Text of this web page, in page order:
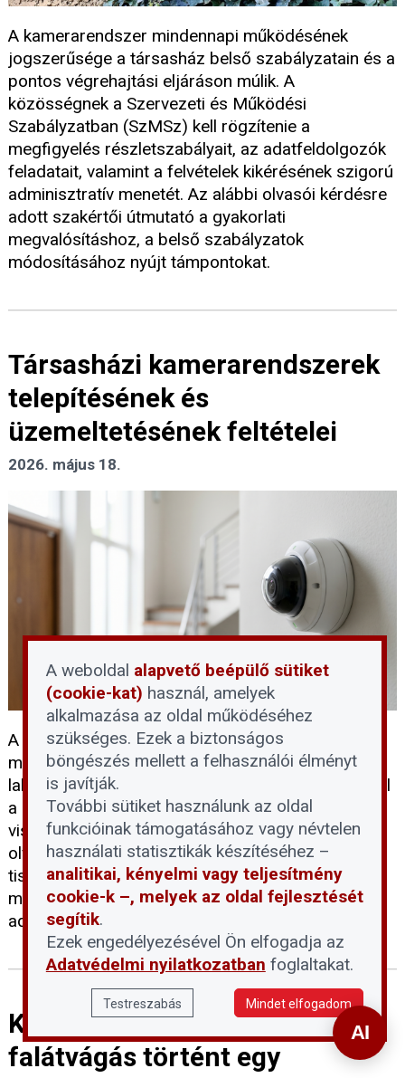
A kamerarendszer mindennapi működésének
jogszerűsége a társasház belső szabályzatain és a
pontos végrehajtási eljáráson múlik. A
közösségnek a Szervezeti és Működési
Szabályzatban (SzMSz) kell rögzítenie a
megfigyelés részletszabályait, az adatfeldolgozók
feladatait, valamint a felvételek kikérésének szigorú
adminisztratív menetét. Az alábbi olvasói kérdésre
adott szakértői útmutató a gyakorlati
megvalósításhoz, a belső szabályzatok
módosításához nyújt támpontokat.
Társasházi kamerarendszerek
telepítésének és
üzemeltetésének feltételei
2026. május 18.
A társasházi kamerarendszerek kiépítése és
működtetése szigorú szabályozáshoz kötött. A
lakóközösségek gyakran szembesülnek tévhitekkel
a kamerák elhelyezhetőségét, illetve a felvételek
visszanézésének jogosultságát illetően. Az alábbi
olvasói kérdésre adott szakmai állásfoglalás
tisztázza a jogszerű telepítés feltételeit, a
megfigyelhető területek határait, valamint az
adatkezelésre vonatkozó kötelezettségeket.
Közveszéllyel fenyegető
falátvágás történt egy
A weboldal alapvető beépülő sütiket
(cookie-kat) használ, amelyek
alkalmazása az oldal működéséhez
szükséges. Ezek a biztonságos
böngészés mellett a felhasználói élményt
is javítják.
További sütiket használunk az oldal
funkcióinak támogatásához vagy névtelen
használati statisztikák készítéséhez –
analitikai, kényelmi vagy teljesítmény
cookie-k –, melyek az oldal fejlesztését
segítik.
Ezek engedélyezésével Ön elfogadja az
Adatvédelmi nyilatkozatban foglaltakat.
Testreszabás Mindet elfogadom